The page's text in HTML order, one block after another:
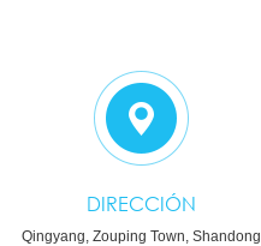
DIRECCIÓN
Qingyang, Zouping Town, Shandong